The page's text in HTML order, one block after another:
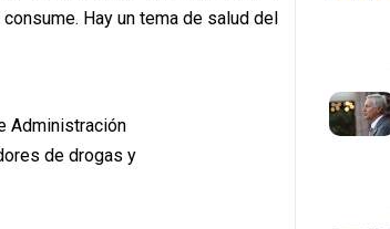
Hay un tema de salud del
Administración
de drogas y